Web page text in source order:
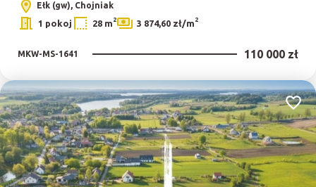
Ełk (gw), Chojniak
1 pokoj 28 m2 3 874,60 zł/m2
MKW-MS-1641 110 000 zł